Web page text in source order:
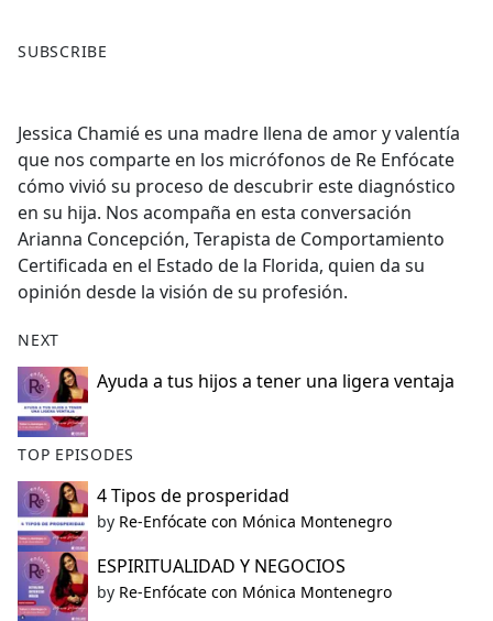
a
b
o
o
k
SUBSCRIBE
Jessica Chamié es una madre llena de amor y valentía
que nos comparte en los micrófonos de Re Enfócate
cómo vivió su proceso de descubrir este diagnóstico
en su hija. Nos acompaña en esta conversación
Arianna Concepción, Terapista de Comportamiento
Certificada en el Estado de la Florida, quien da su
opinión desde la visión de su profesión.
NEXT
Ayuda a tus hijos a tener una ligera ventaja
TOP EPISODES
4 Tipos de prosperidad
by Re-Enfócate con Mónica Montenegro
ESPIRITUALIDAD Y NEGOCIOS
by Re-Enfócate con Mónica Montenegro